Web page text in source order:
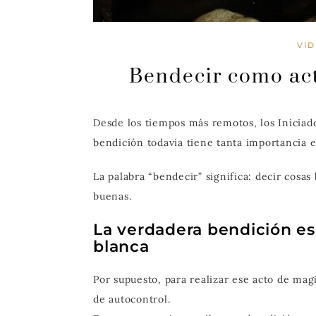
Bendecir como
Desde los tiempos más remotos, los
bendición todavía tiene tanta importancia
La palabra “bendecir” significa: decir
buenas.
La verdadera bendición
blanca
Por supuesto, para realizar ese acto de
de autocontrol.